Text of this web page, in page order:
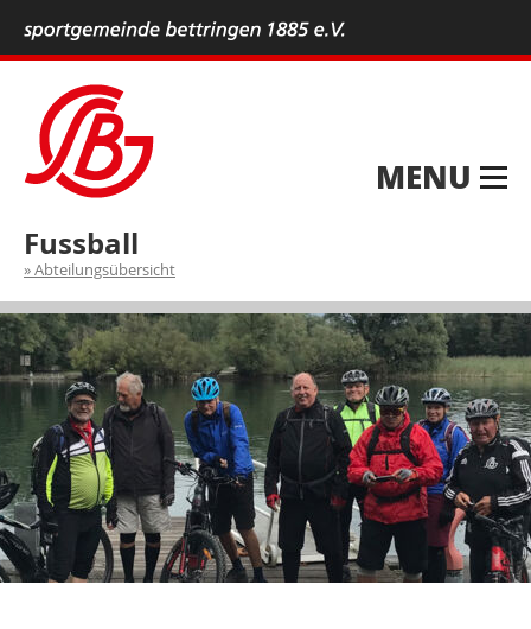
MENU
Fussball
Abteilungsübersicht